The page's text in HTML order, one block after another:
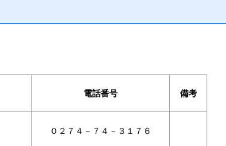
電話番号 備考
０２７４－７４－３１７６